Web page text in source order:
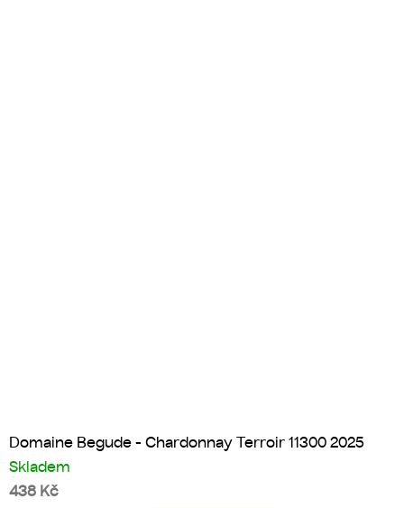
Domaine Begude - Chardonnay Terroir 11300 2025
Skladem
438 Kč